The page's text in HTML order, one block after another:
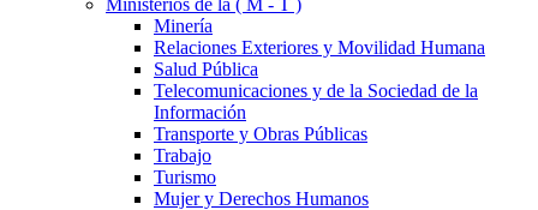
Ministerios de la ( M - T )
Minería
Relaciones Exteriores y Movilidad Humana
Salud Pública
Telecomunicaciones y de la Sociedad de la
Información
Transporte y Obras Públicas
Trabajo
Turismo
Mujer y Derechos Humanos